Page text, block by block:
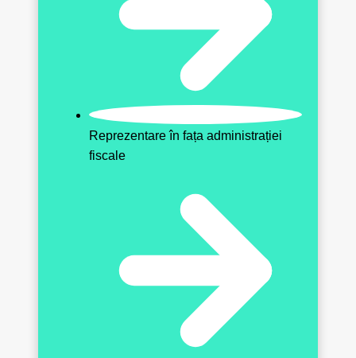
Reprezentare în fața administrației
fiscale